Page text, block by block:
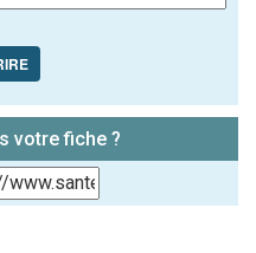
votre fiche ?